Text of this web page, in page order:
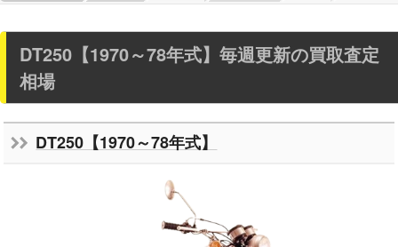
DT250【1970～78年式】毎週更新の買取査定
相場
DT250【1970～78年式】